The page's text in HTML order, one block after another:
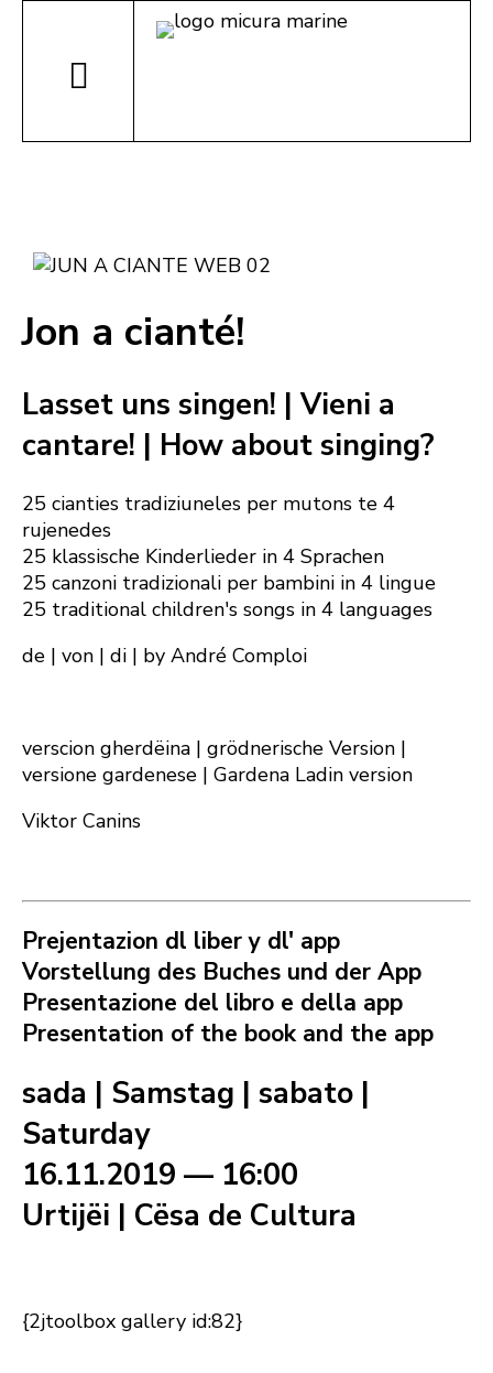
Jon a cianté!
Lasset uns singen! | Vieni a
cantare! | How about singing?
25 cianties tradiziuneles per mutons te 4
rujenedes
25 klassische Kinderlieder in 4 Sprachen
25 canzoni tradizionali per bambini in 4 lingue
25 traditional children's songs in 4 languages
de | von | di | by André Comploi
verscion gherdëina | grödnerische Version |
versione gardenese | Gardena Ladin version
Viktor Canins
Prejentazion dl liber y dl' app
Vorstellung des Buches und der App
Presentazione del libro e della app
Presentation of the book and the app
sada | Samstag | sabato |
Saturday
16.11.2019 — 16:00
Urtijëi | Cësa de Cultura
{2jtoolbox gallery id:82}